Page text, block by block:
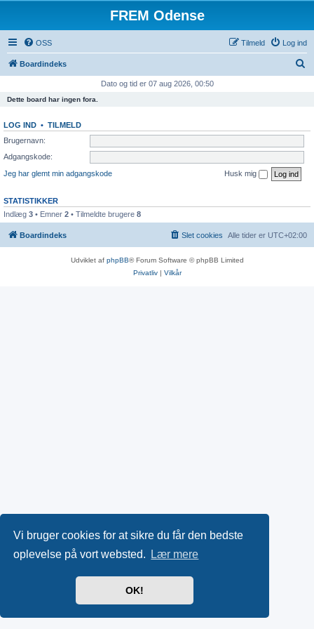
Vi bruger cookies for at sikre du får den bedste
oplevelse på vort websted.
Lær mere
OK!
FREM Odense
OSS Log ind
Tilmeld
Boardindeks
Dato og tid er 07 aug 2026, 00:50
Dette board har ingen fora.
LOG IND • TILMELD
Brugernavn:
Adgangskode:
Jeg har glemt min adgangskode
Husk mig
STATISTIKKER
Indlæg 3 • Emner 2 • Tilmeldte brugere 8
Boardindeks Alle tider er UTC+02:00
Slet cookies
Udviklet af phpBB® Forum Software © phpBB Limited
Privatliv| Vilkår